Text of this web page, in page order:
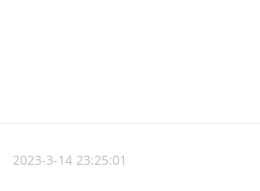
2023-3-14 23:25:01